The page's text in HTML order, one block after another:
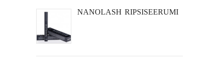
NANOLASH RIPSISEERUMI